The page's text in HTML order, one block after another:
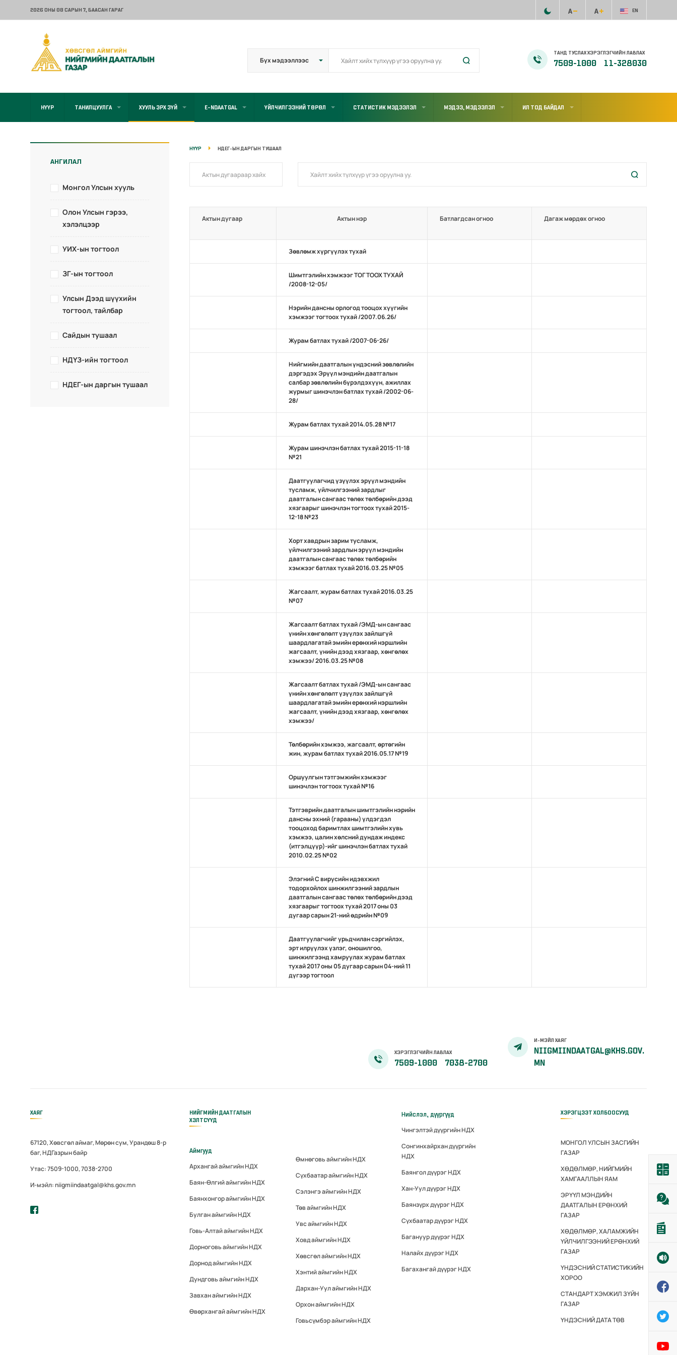
2026 ОНЫ 08 САРЫН 7, БААСАН ГАРАГ EN
ТАНД ТУСЛАХ ХЭРЭГЛЭГЧИЙН ЛАВЛАХ
7509-1000 11-328030
НҮҮР ТАНИЛЦУУЛГА ХУУЛЬ ЭРХ ЗҮЙ E-NDAATGAL ҮЙЛЧИЛГЭЭНИЙ ТӨРӨЛ СТАТИСТИК МЭДЭЭЛЭЛ МЭДЭЭ, МЭДЭЭЛЭЛ ИЛ ТОД БАЙДАЛ
АНГИЛАЛ
Монгол Улсын хууль
Олон Улсын гэрээ,
хэлэлцээр
УИХ-ын тогтоол
ЗГ-ын тогтоол
Улсын Дээд шүүхийн
тогтоол, тайлбар
Сайдын тушаал
НДҮЗ-ийн тогтоол
НДЕГ-ын даргын тушаал
НҮҮР НДЕГ-ЫН ДАРГЫН ТУШААЛ
Актын дугаар Актын нэр Батлагдсан огноо Дагаж мөрдөх огноо
Зөвлөмж хүргүүлэх тухай
Шимтгэлийн хэмжээг ТОГТООХ ТУХАЙ
/2008-12-05/
Нэрийн дансны орлогод тооцох хүүгийн
хэмжээг тогтоох тухай /2007.06.26/
Журам батлах тухай /2007-06-26/
Нийгмийн даатгалын үндэсний зөвлөлийн
дэргэдэх Эрүүл мэндийн даатгалын
салбар зөвлөлийн бүрэлдэхүүн, ажиллах
журмыг шинэчлэн батлах тухай /2002-06-
28/
Журам батлах тухай 2014.05.28 №17
Журам шинэчлэн батлах тухай 2015-11-18
№21
Даатгуулагчид үзүүлэх эрүүл мэндийн
тусламж, үйлчилгээний зардлыг
даатгалын сангаас төлөх төлбөрийн дээд
хязгаарыг шинэчлэн тогтоох тухай 2015-
12-18 №23
Хорт хавдрын зарим тусламж,
үйлчилгээний зардлын эрүүл мэндийн
даатгалын сангаас төлөх төлбөрийн
хэмжээг батлах тухай 2016.03.25 №05
Жагсаалт, журам батлах тухай 2016.03.25
№07
Жагсаалт батлах тухай /ЭМД-ын сангаас
үнийн хөнгөлөлт үзүүлэх зайлшгүй
шаардлагатай эмийн ерөнхий нэршлийн
жагсаалт, үнийн дээд хязгаар, хөнгөлөх
хэмжээ/ 2016.03.25 №08
Жагсаалт батлах тухай /ЭМД-ын сангаас
үнийн хөнгөлөлт үзүүлэх зайлшгүй
шаардлагатай эмийн ерөнхий нэршлийн
жагсаалт, үнийн дээд хязгаар, хөнгөлөх
хэмжээ/
Төлбөрийн хэмжээ, жагсаалт, өртөгийн
жин, журам батлах тухай 2016.05.17 №19
Оршуулгын тэтгэмжийн хэмжээг
шинэчлэн тогтоох тухай №16
Тэтгэврийн даатгалын шимтгэлийн нэрийн
дансны эхний (гарааны) үлдэгдэл
тооцоход баримтлах шимтгэлийн хувь
хэмжээ, цалин хөлсний дундаж индекс
(итгэлцүүр)-ийг шинэчлэн батлах тухай
2010.02.25 №02
Элэгний С вирусийн идэвхжил
тодорхойлох шинжилгээний зардлын
даатгалын сангаас төлөх төлбөрийн дээд
хязгаарыг тогтоох тухай 2017 оны 03
дугаар сарын 21-ний өдрийн №09
Даатгуулагчийг урьдчилан сэргийлэх,
эрт илрүүлэх үзлэг, оношилгоо,
шинжилгээнд хамруулах журам батлах
тухай 2017 оны 05 дугаар сарын 04-ний 11
дүгээр тогтоол
ХЭРЭГЛЭГЧИЙН ЛАВЛАХ
7509-1000 7038-2700
И-МЭЙЛ ХАЯГ
NIIGMIINDAATGAL@KHS.GOV.
MN
ХАЯГ
67120, Хөвсгөл аймаг, Мөрөн сум, Урандөш 8-р
баг, НДГазрын байр
Утас: 7509-1000, 7038-2700
И-мэйл: niigmiindaatgal@khs.gov.mn
НИЙГМИЙН ДААТГАЛЫН
ХЭЛТСҮҮД
Аймгууд
Архангай аймгийн НДХ
Баян-Өлгий аймгийн НДХ
Баянхонгор аймгийн НДХ
Булган аймгийн НДХ
Говь-Алтай аймгийн НДХ
Дорноговь аймгийн НДХ
Дорнод аймгийн НДХ
Дундговь аймгийн НДХ
Завхан аймгийн НДХ
Өвөрхангай аймгийн НДХ
Өмнөговь аймгийн НДХ
Сүхбаатар аймгийн НДХ
Сэлэнгэ аймгийн НДХ
Төв аймгийн НДХ
Увс аймгийн НДХ
Ховд аймгийн НДХ
Хөвсгөл аймгийн НДХ
Хэнтий аймгийн НДХ
Дархан-Уул аймгийн НДХ
Орхон аймгийн НДХ
Говьсүмбэр аймгийн НДХ
Нийслэл, дүүргүүд
Чингэлтэй дүүргийн НДХ
Сонгинхайрхан дүүргийн
НДХ
Баянгол дүүрэг НДХ
Хан-Уул дүүрэг НДХ
Баянзүрх дүүрэг НДХ
Сүхбаатар дүүрэг НДХ
Багануур дүүрэг НДХ
Налайх дүүрэг НДХ
Багахангай дүүрэг НДХ
ХЭРЭГЦЭЭТ ХОЛБООСУУД
МОНГОЛ УЛСЫН ЗАСГИЙН
ГАЗАР
ХӨДӨЛМӨР, НИЙГМИЙН
ХАМГААЛЛЫН ЯАМ
ЭРҮҮЛ МЭНДИЙН
ДААТГАЛЫН ЕРӨНХИЙ
ГАЗАР
ХӨДӨЛМӨР, ХАЛАМЖИЙН
ҮЙЛЧИЛГЭЭНИЙ ЕРӨНХИЙ
ГАЗАР
ҮНДЭСНИЙ СТАТИСТИКИЙН
ХОРОО
СТАНДАРТ ХЭМЖИЛ ЗҮЙН
ГАЗАР
ҮНДЭСНИЙ ДАТА ТӨВ